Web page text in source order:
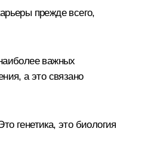
прежде всего,
важных
а это связано
генетика, это биология